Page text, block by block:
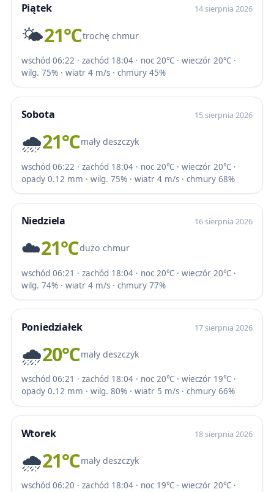
Piątek 14 sierpnia 2026
🌤️21℃trochę chmur
wschód 06:22 · zachód 18:04 · noc 20℃ · wieczór 20℃ ·
wilg. 75% · wiatr 4 m/s · chmury 45%
Sobota 15 sierpnia 2026
🌧️21℃mały deszczyk
wschód 06:22 · zachód 18:04 · noc 20℃ · wieczór 20℃ ·
opady 0.12 mm · wilg. 75% · wiatr 4 m/s · chmury 68%
Niedziela 16 sierpnia 2026
☁️21℃dużo chmur
wschód 06:21 · zachód 18:04 · noc 20℃ · wieczór 20℃ ·
wilg. 74% · wiatr 4 m/s · chmury 77%
Poniedziałek 17 sierpnia 2026
🌧️20℃mały deszczyk
wschód 06:21 · zachód 18:04 · noc 20℃ · wieczór 19℃ ·
opady 0.12 mm · wilg. 80% · wiatr 5 m/s · chmury 66%
Wtorek 18 sierpnia 2026
🌧️21℃mały deszczyk
wschód 06:20 · zachód 18:04 · noc 19℃ · wieczór 20℃ ·